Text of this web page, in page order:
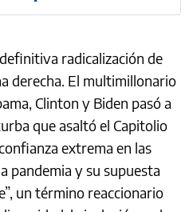
radicalización de
derecha. El multimillonario
Clinton y Biden pasó a
que asaltó el Capitolio
extrema en las
pandemia y su supuesta
un término reaccionario